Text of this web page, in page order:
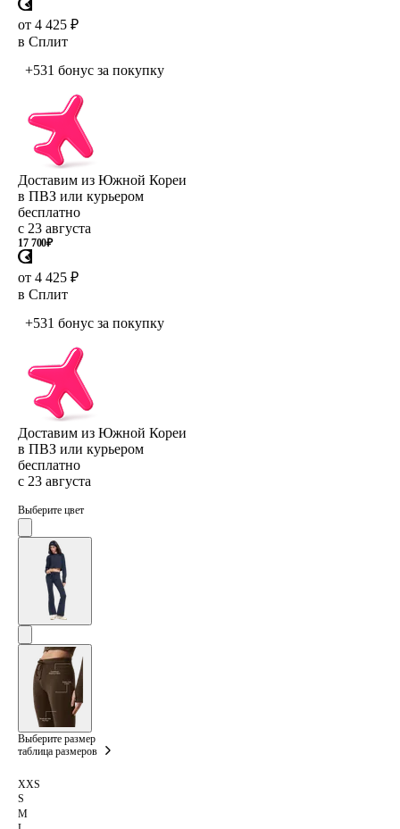
от 4 425 ₽
в Сплит
+531 бонус за покупку
Доставим из Южной Кореи
в ПВЗ или курьером
бесплатно
с 23 августа
17 700₽
от 4 425 ₽
в Сплит
+531 бонус за покупку
Доставим из Южной Кореи
в ПВЗ или курьером
бесплатно
с 23 августа
Выберите цвет
Выберите размер
таблица размеров
XXS
S
M